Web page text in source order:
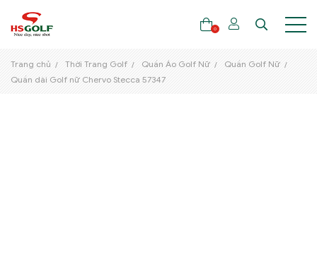
0
Trang chủ Thời Trang Golf Quần Áo Golf Nữ
Quần Golf Nữ
Quần dài Golf nữ Chervo Stecca 57347